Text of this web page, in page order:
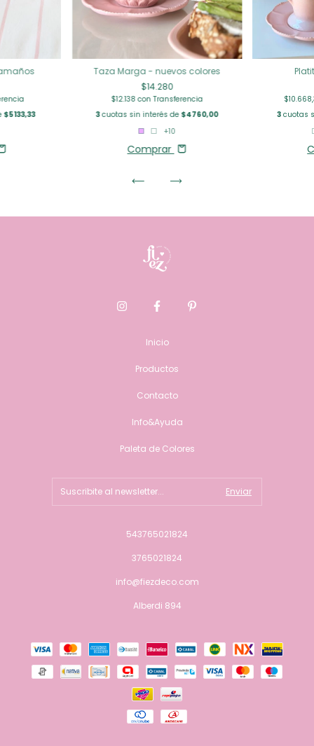
$5133,33
Taza Marga - nuevos colores
$14.280
$12.138con Transferencia
3cuotas sin interés de$4760,00
+10
Comprar
3 cuotas
Inicio
Productos
Contacto
Info&Ayuda
Paleta de Colores
543765021824
3765021824
info@fiezdeco.com
Alberdi 894